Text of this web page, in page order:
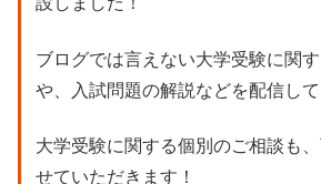
ブログでは言えない大学受験に関
や、入試問題の解説などを配信して
大学受験に関する個別のご相談も
せていただきます！